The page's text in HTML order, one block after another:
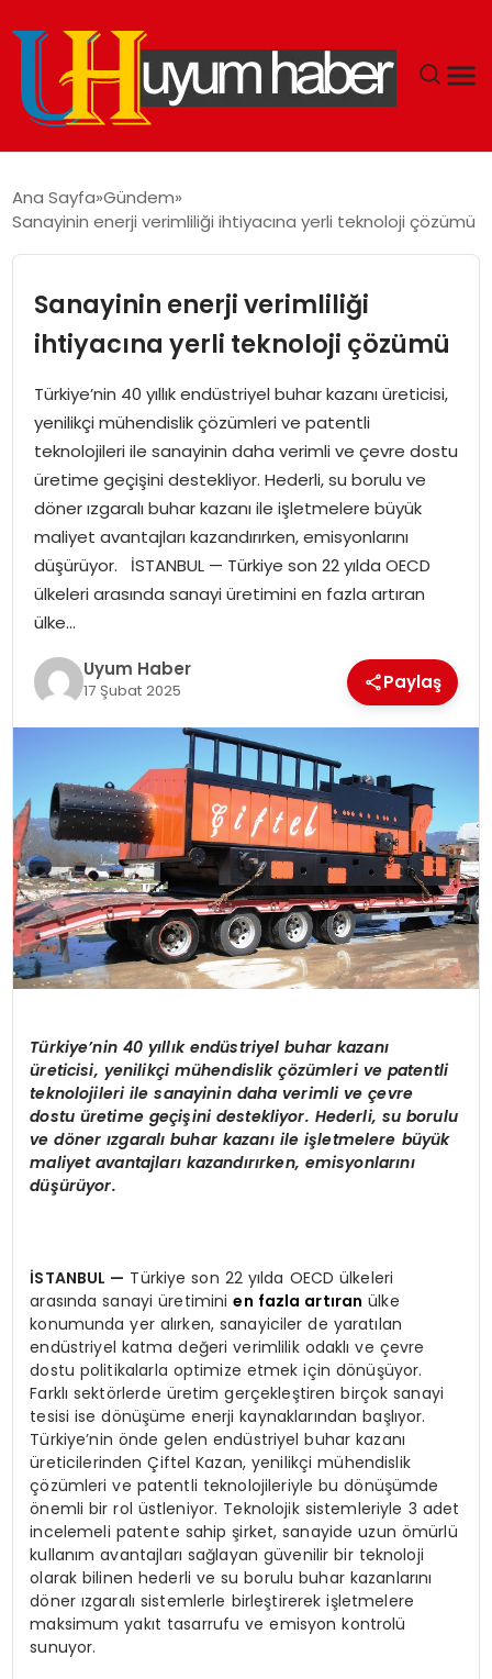
EKONOMI
SIYASET
DÜNYA
SPOR
TEKNOLOJI
SAĞLIK
MAGAZIN
YAŞAM
Ana Sayfa Gündem
Sanayinin enerji verimliliği ihtiyacına yerli teknoloji çözümü
Sanayinin enerji verimliliği
ihtiyacına yerli teknoloji çözümü
Türkiye’nin 40 yıllık endüstriyel buhar kazanı üreticisi,
yenilikçi mühendislik çözümleri ve patentli
teknolojileri ile sanayinin daha verimli ve çevre dostu
üretime geçişini destekliyor. Hederli, su borulu ve
döner ızgaralı buhar kazanı ile işletmelere büyük
maliyet avantajları kazandırırken, emisyonlarını
düşürüyor. İSTANBUL — Türkiye son 22 yılda OECD
ülkeleri arasında sanayi üretimini en fazla artıran
ülke…
Uyum Haber
17 Şubat 2025 Paylaş
Türkiye’nin 40 yıllık endüstriyel buhar kazanı
üreticisi, yenilikçi mühendislik çözümleri ve patentli
teknolojileri ile sanayinin daha verimli ve çevre
dostu üretime geçişini destekliyor. Hederli, su borulu
ve döner ızgaralı buhar kazanı ile işletmelere büyük
maliyet avantajları kazandırırken, emisyonlarını
düşürüyor.
İSTANBUL — Türkiye son 22 yılda OECD ülkeleri
arasında sanayi üretiminien fazla artıran ülke
konumunda yer alırken, sanayiciler de yaratılan
endüstriyel katma değeri verimlilik odaklı ve çevre
dostu politikalarla optimize etmek için dönüşüyor.
Farklı sektörlerde üretim gerçekleştiren birçok sanayi
tesisi ise dönüşüme enerji kaynaklarından başlıyor.
Türkiye’nin önde gelen endüstriyel buhar kazanı
üreticilerinden Çiftel Kazan, yenilikçi mühendislik
çözümleri ve patentli teknolojileriyle bu dönüşümde
önemli bir rol üstleniyor. Teknolojik sistemleriyle 3 adet
incelemeli patente sahip şirket, sanayide uzun ömürlü
kullanım avantajları sağlayan güvenilir bir teknoloji
olarak bilinen hederli ve su borulu buhar kazanlarını
döner ızgaralı sistemlerle birleştirerek işletmelere
maksimum yakıt tasarrufu ve emisyon kontrolü
sunuyor.